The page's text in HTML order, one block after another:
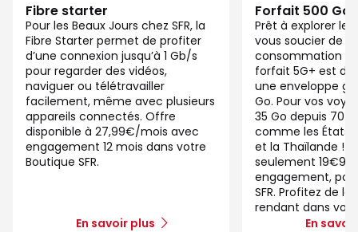
Fibre starter
Pour les Beaux Jours chez SFR, la
Fibre Starter permet de profiter
d’une connexion jusqu’à 1 Gb/s
pour regarder des vidéos,
naviguer ou télétravailler
facilement, même avec plusieurs
appareils connectés. Offre
disponible à 27,99€/mois avec
engagement 12 mois dans votre
Boutique SFR.
En savoir plus
Forfait 500 Go
Prêt à explorer le
vous soucier de
consommation
forfait 5G+ est
une enveloppe
Go. Pour vos
35 Go depuis 70
comme les États-
et la Thaïlande !
seulement
engagement,
SFR. Profitez de
rendant dans
En